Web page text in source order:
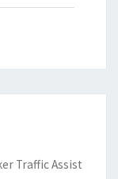
Traffic Assist